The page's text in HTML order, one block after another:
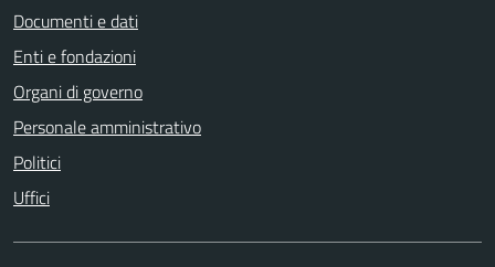
Documenti e dati
Enti e fondazioni
Organi di governo
Personale amministrativo
Politici
Uffici